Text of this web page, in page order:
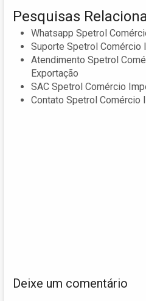
Pesquisas
Whatsapp Spetrol
Suporte Spetrol Comércio
Atendimento Spetrol
Exportação
SAC Spetrol Comércio
Contato Spetrol Comércio
Deixe um comentário